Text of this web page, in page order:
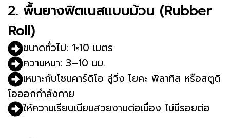
2. พื้นยางฟิตเนสแบบม้วน (Rubber
Roll)
ขนาดทั่วไป: 1×10 เมตร
ความหนา: 3–10 มม.
เหมาะกับโซนคาร์ดิโอ ลู่วิ่ง โยคะ พิลาทิส หรือสตูดิ
โอออกกำลังกาย
ให้ความเรียบเนียนสวยงามต่อเนื่อง ไม่มีรอยต่อ